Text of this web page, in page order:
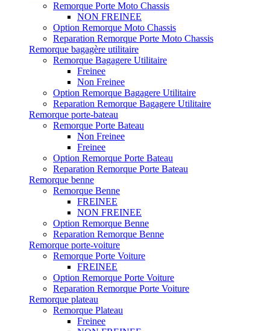
Remorque Porte Moto Chassis
NON FREINEE
Option Remorque Moto Chassis
Reparation Remorque Porte Moto Chassis
Remorque bagagère utilitaire
Remorque Bagagere Utilitaire
Freinee
Non Freinee
Option Remorque Bagagere Utilitaire
Reparation Remorque Bagagere Utilitaire
Remorque porte-bateau
Remorque Porte Bateau
Non Freinee
Freinee
Option Remorque Porte Bateau
Reparation Remorque Porte Bateau
Remorque benne
Remorque Benne
FREINEE
NON FREINEE
Option Remorque Benne
Reparation Remorque Benne
Remorque porte-voiture
Remorque Porte Voiture
FREINEE
Option Remorque Porte Voiture
Reparation Remorque Porte Voiture
Remorque plateau
Remorque Plateau
Freinee